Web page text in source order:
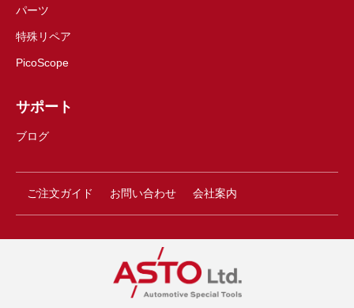
パーツ
特殊リペア
PicoScope
サポート
ブログ
ご注文ガイド お問い合わせ 会社案内